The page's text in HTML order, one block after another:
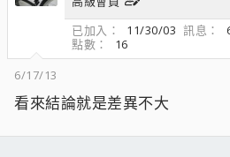
已加入
11/30/03 訊息
點數
16
6/17/13
看來結論就是差異不大